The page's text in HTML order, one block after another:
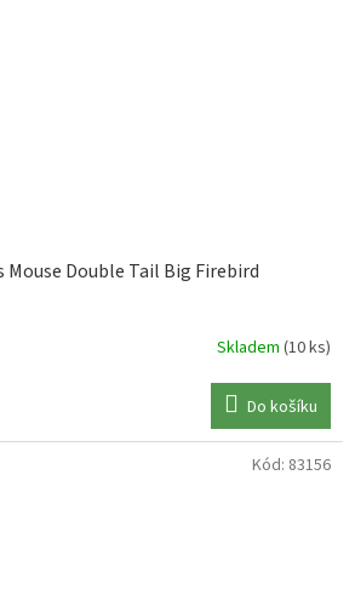
Mouse Double Tail Big Firebird
Skladem (10 ks)
Do košíku
Kód: 83156